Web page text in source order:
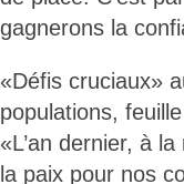
gagnerons la
«Défis cruciaux»
populations,
«L’an dernier, à
la paix pour nos